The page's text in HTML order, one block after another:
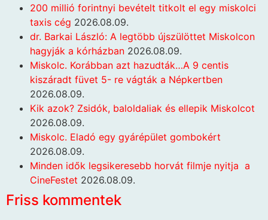
200 millió forintnyi bevételt titkolt el egy miskolci
taxis cég 2026.08.09.
dr. Barkai László: A legtöbb újszülöttet Miskolcon
hagyják a kórházban 2026.08.09.
Miskolc. Korábban azt hazudták…A 9 centis
kiszáradt füvet 5- re vágták a Népkertben
2026.08.09.
Kik azok? Zsidók, baloldaliak és ellepik Miskolcot
2026.08.09.
Miskolc. Eladó egy gyárépület gombokért
2026.08.09.
Minden idők legsikeresebb horvát filmje nyitja a
CineFestet 2026.08.09.
Friss kommentek